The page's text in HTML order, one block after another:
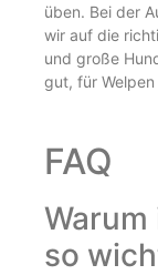
üben. Bei der
wir auf die
und große
gut, für
FAQ
so